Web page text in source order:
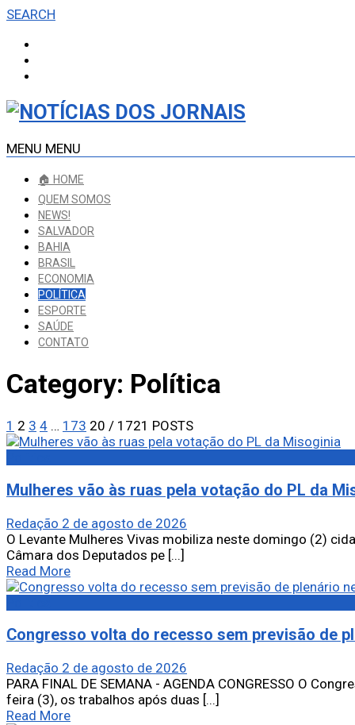
SEARCH
MENU MENU
🏠 HOME
QUEM SOMOS
NEWS!
SALVADOR
BAHIA
BRASIL
ECONOMIA
POLÍTICA
ESPORTE
SAÚDE
CONTATO
Category: Política
1 2 3 4 … 173 20 / 1721 POSTS
Mulheres vão às ruas pela votação do PL da
Redação 2 de agosto de 2026
O Levante Mulheres Vivas mobiliza neste domingo (2)
Câmara dos Deputados pe [...]
Read More
Congresso volta do recesso sem previsão de
Redação 2 de agosto de 2026
PARA FINAL DE SEMANA - AGENDA CONGRESSO O
feira (3), os trabalhos após duas [...]
Read More